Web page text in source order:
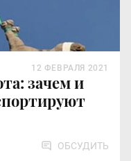
зачем и
12 ФЕВРАЛЯ 2021
ОБСУДИТЬ